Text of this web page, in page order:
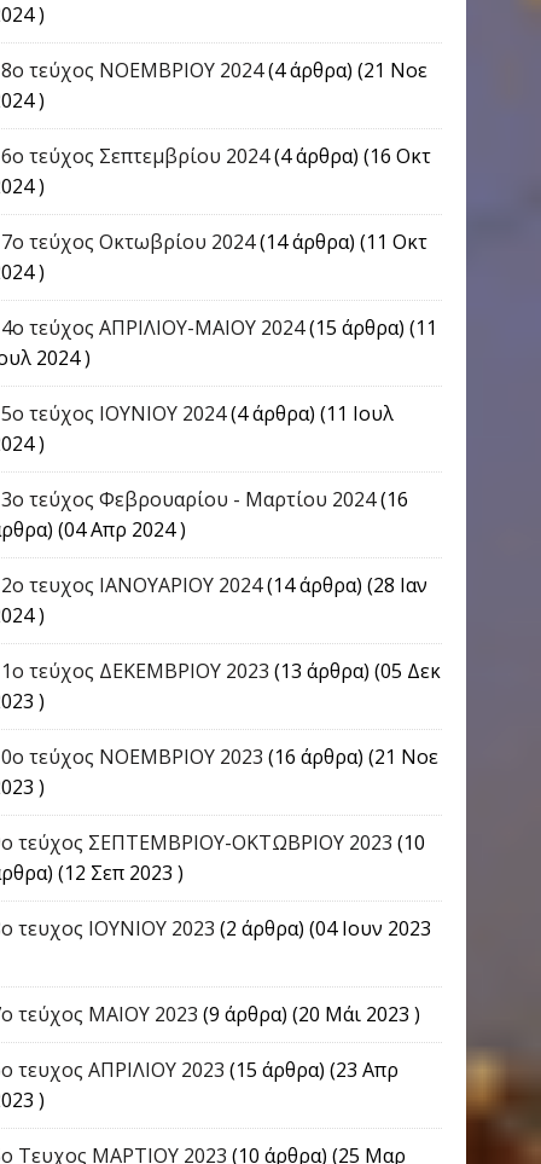
)
τεύχος ΝΟΕΜΒΡΙΟΥ 2024(4 άρθρα) (21 Νοε
)
τεύχος Σεπτεμβρίου 2024(4 άρθρα) (16 Οκτ
)
τεύχος Οκτωβρίου 2024(14 άρθρα) (11 Οκτ
)
τεύχος ΑΠΡΙΛΙΟΥ-ΜΑΙΟΥ 2024(15 άρθρα) (11
2024 )
τεύχος ΙΟΥΝΙΟΥ 2024(4 άρθρα) (11 Ιουλ
)
τεύχος Φεβρουαρίου - Μαρτίου 2024(16
(04 Απρ 2024 )
τευχος ΙΑΝΟΥΑΡΙΟΥ 2024(14 άρθρα) (28 Ιαν
)
τεύχος ΔΕΚΕΜΒΡΙΟΥ 2023 (13 άρθρα) (05 Δεκ
)
τεύχος ΝΟΕΜΒΡΙΟΥ 2023 (16 άρθρα) (21 Νοε
)
τεύχος ΣΕΠΤΕΜΒΡΙΟΥ-ΟΚΤΩΒΡΙΟΥ 2023 (10
(12 Σεπ 2023 )
τευχος ΙΟΥΝΙΟΥ 2023 (2 άρθρα) (04 Ιουν 2023
τεύχος ΜΑΙΟΥ 2023 (9 άρθρα) (20 Μάι 2023 )
τευχος ΑΠΡΙΛΙΟΥ 2023 (15 άρθρα) (23 Απρ
)
Τευχος ΜΑΡΤΙΟΥ 2023 (10 άρθρα) (25 Μαρ